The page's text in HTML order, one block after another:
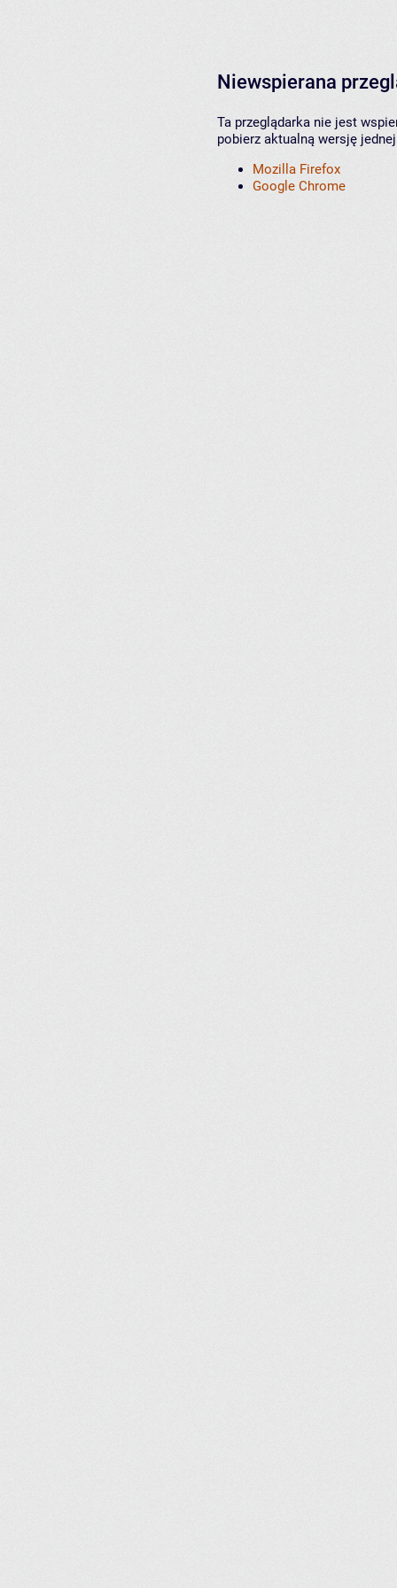
Niewspierana
Ta przeglądarka nie jest
pobierz aktualną wersję
Mozilla Firefox
Google Chrome